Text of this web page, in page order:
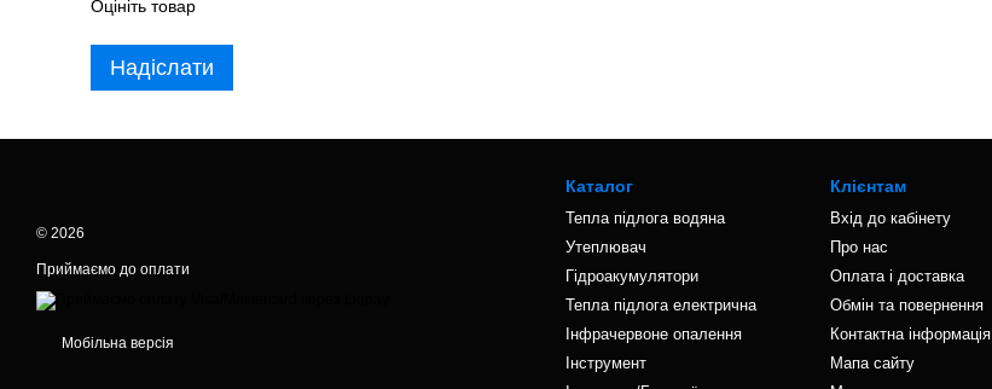
Оцініть товар
Надіслати
© 2026
Приймаємо до оплати
Мобільна версія
Каталог
Тепла підлога водяна
Утеплювач
Гідроакумулятори
Тепла підлога електрична
Інфрачервоне опалення
Інструмент
Клієнтам
Вхід до кабінету
Про нас
Оплата і доставка
Обмін та повернення
Контактна інформація
Мапа сайту